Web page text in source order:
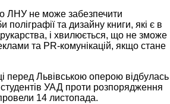
ЛНУ не може забезпечити
поліграфії та дизайну книги, які є в
і хвилюється, що не зможе
та PR-комунікацій, якщо стане
перед Львівською оперою відбулась
УАД проти розпорядження
14 листопада.